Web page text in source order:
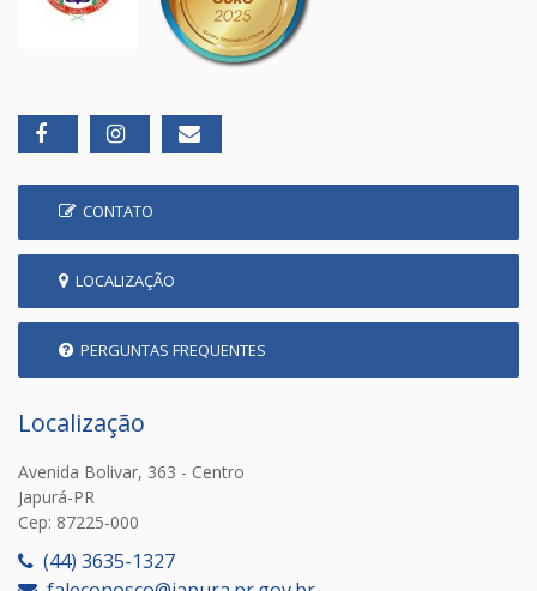
CONTATO
LOCALIZAÇÃO
PERGUNTAS FREQUENTES
Localização
Avenida Bolivar, 363 - Centro
Japurá-PR
Cep: 87225-000
(44) 3635-1327